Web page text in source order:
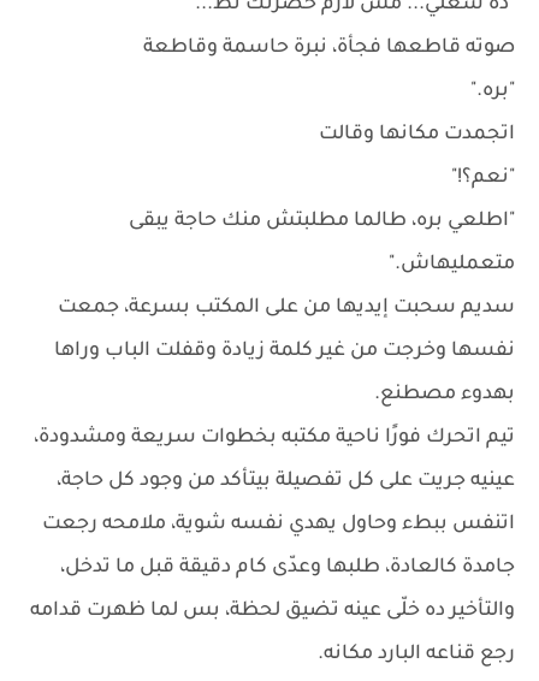
"ده شغلي... مش لازم حضرتك تط..."
صوته قاطعها فجأة، نبرة حاسمة وقاطعة
"بره."
اتجمدت مكانها وقالت
"نعم؟!"
"اطلعي بره، طالما مطلبتش منك حاجة يبقى
متعمليهاش."
سديم سحبت إيديها من على المكتب بسرعة، جمعت
نفسها وخرجت من غير كلمة زيادة وقفلت الباب وراها
بهدوء مصطنع.
تيم اتحرك فورًا ناحية مكتبه بخطوات سريعة ومشدودة،
عينيه جريت على كل تفصيلة بيتأكد من وجود كل حاجة،
اتنفس ببطء وحاول يهدي نفسه شوية، ملامحه رجعت
جامدة كالعادة، طلبها وعدّى كام دقيقة قبل ما تدخل،
والتأخير ده خلّى عينه تضيق لحظة، بس لما ظهرت قدامه
رجع قناعه البارد مكانه.